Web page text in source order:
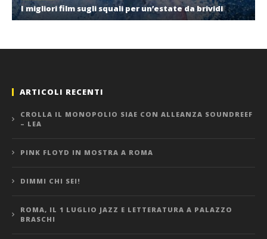
I migliori film sugli squali per un’estate da brividi
ARTICOLI RECENTI
CROLLA IL MONOPOLIO SIAE CON ALLEANZA SOUNDREEF
– LEA
PINK FLOYD IN MOSTRA A ROMA
DIMMI CHI SEI!
ROMA, IL 1 LUGLIO JAZZ E LETTERATURA A PALAZZO
BRASCHI